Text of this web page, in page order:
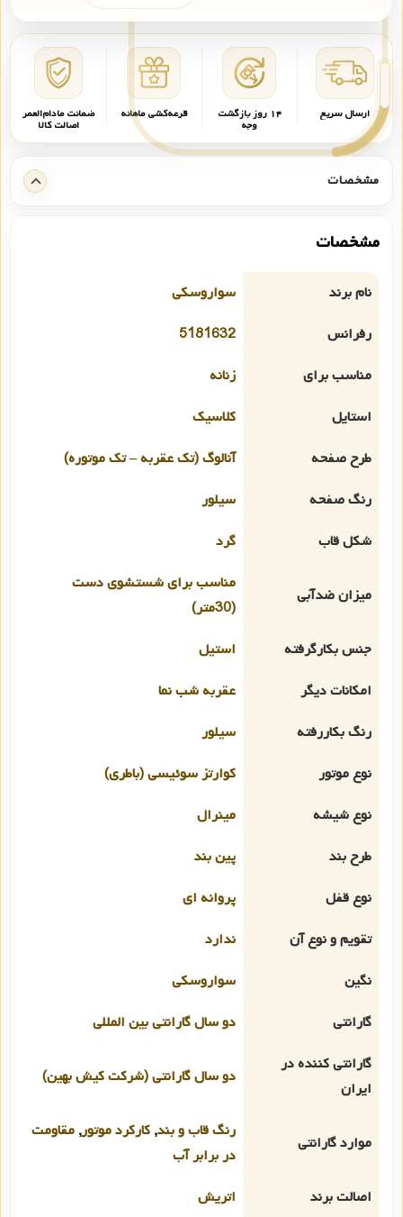
ارسال سریع ۱۴ روز بازگشت
وجه
قرعه‌کشی ماهانه ضمانت مادام‌العمر
اصالت کالا
مشخصات
مشخصات
نام برند
سواروسکی
رفرانس
5181632
مناسب برای
زنانه
استایل
کلاسیک
طرح صفحه
آنالوگ (تک عقربه – تک موتوره)
رنگ صفحه
سیلور
شکل قاب
گرد
میزان ضدآبی
مناسب برای شستشوی دست
(30متر)
جنس بکارگرفته
استیل
امکانات دیگر
عقربه شب نما
رنگ بکاررفته
سیلور
نوع موتور
کوارتز سوئیسی (باطری)
نوع شیشه
مینرال
طرح بند
پین بند
نوع قفل
پروانه ای
تقویم و نوع آن
ندارد
نگین
سواروسکی
گارانتی
دو سال گارانتی بین المللی
گارانتی کننده در
ایران
دو سال گارانتی (شرکت کیش بهین)
موارد گارانتی
رنگ قاب و بند, کارکرد موتور, مقاومت
در برابر آب
اصالت برند
اتریش